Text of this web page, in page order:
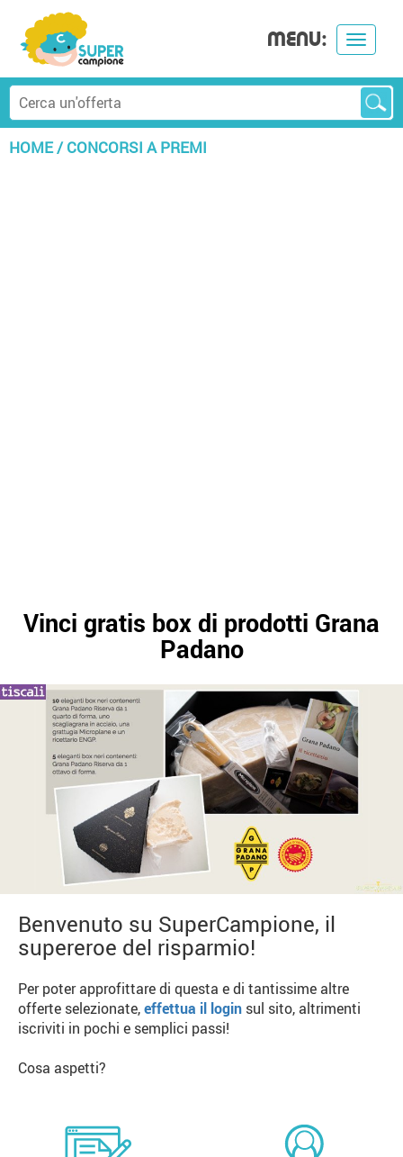
Toggle
MENU:
HOME/CONCORSI A PREMI
Vinci gratis box di prodotti Grana
Padano
Benvenuto su SuperCampione, il
supereroe del risparmio!
Per poter approfittare di questa e di tantissime altre
offerte selezionate,effettua il login sul sito, altrimenti
iscriviti in pochi e semplici passi!
Cosa aspetti?